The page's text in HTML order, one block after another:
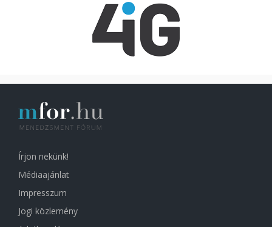
Írjon nekünk!
Médiaajánlat
Impresszum
Jogi közlemény